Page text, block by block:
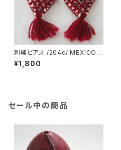
刺繍ピアス /204c/ MEXICO
メキシコ
¥1,800
セール中の商品